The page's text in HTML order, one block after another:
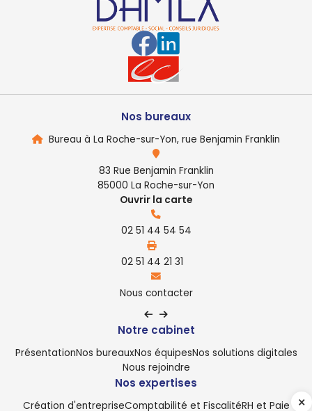
Nos bureaux
Bureau à La Roche-sur-Yon, rue Benjamin Franklin
83 Rue Benjamin Franklin
85000 La Roche-sur-Yon
Ouvrir la carte
02 51 44 54 54
02 51 44 21 31
Nous contacter
Notre cabinet
PrésentationNos bureauxNos équipesNos solutions digitales
Nous rejoindre
Nos expertises
Création d'entrepriseComptabilité et FiscalitéRH et Paie